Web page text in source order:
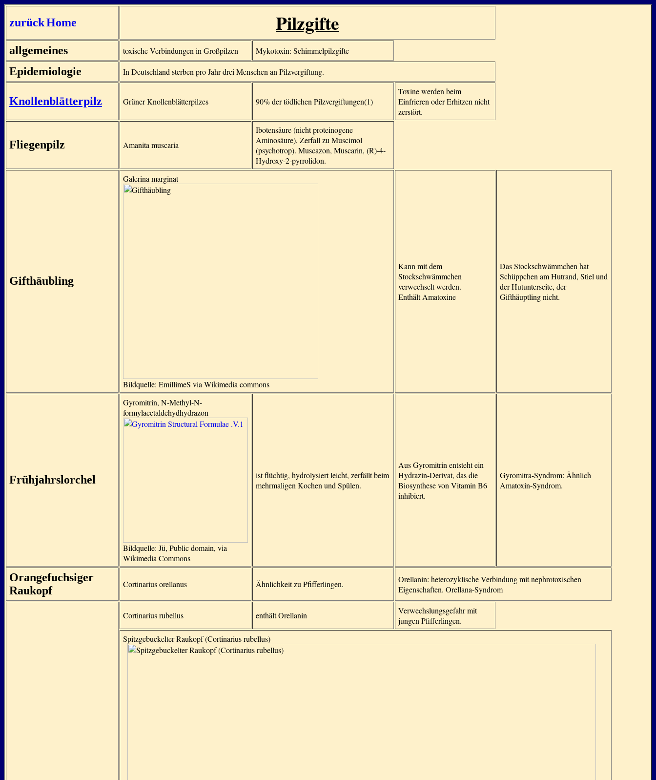
zurückHome Pilzgifte
allgemeines toxische Verbindungen in Großpilzen Mykotoxin: Schimmelpilzgifte
Epidemiologie In Deutschland sterben pro Jahr drei Menschen an Pilzvergiftung.
Knollenblätterpilz Grüner Knollenblätterpilzes 90% der tödlichen Pilzvergiftungen(1)
Toxine werden beim
Einfrieren oder Erhitzen nicht
zerstört.
Fliegenpilz Amanita muscaria
Ibotensäure (nicht proteinogene
Aminosäure), Zerfall zu Muscimol
(psychotrop). Muscazon, Muscarin, (R)-4-
Hydroxy-2-pyrrolidon.
Gifthäubling
Galerina marginat
Bildquelle: EmillimeS via Wikimedia commons
Kann mit dem
Stockschwämmchen
verwechselt werden.
Enthält Amatoxine
Das Stockschwämmchen hat
Schüppchen am Hutrand, Stiel und
der Hutunterseite, der
Gifthäuptling nicht.
Frühjahrslorchel
Gyromitrin, N-Methyl-N-
formylacetaldehydhydrazon
Bildquelle: Jü, Public domain, via
Wikimedia Commons
ist flüchtig, hydrolysiert leicht, zerfällt beim
mehrmaligen Kochen und Spülen.
Aus Gyromitrin entsteht ein
Hydrazin-Derivat, das die
Biosynthese von Vitamin B6
inhibiert.
Gyromitra-Syndrom: Ähnlich
Amatoxin-Syndrom.
Orangefuchsiger
Raukopf
Cortinarius orellanus Ähnlichkeit zu Pfifferlingen.
Orellanin: heterozyklische Verbindung mit nephrotoxischen
Eigenschaften. Orellana-Syndrom
Cortinarius rubellus enthält Orellanin
Verwechslungsgefahr mit
jungen Pfifferlingen.
Spitzgebuckelter Raukopf (Cortinarius rubellus)